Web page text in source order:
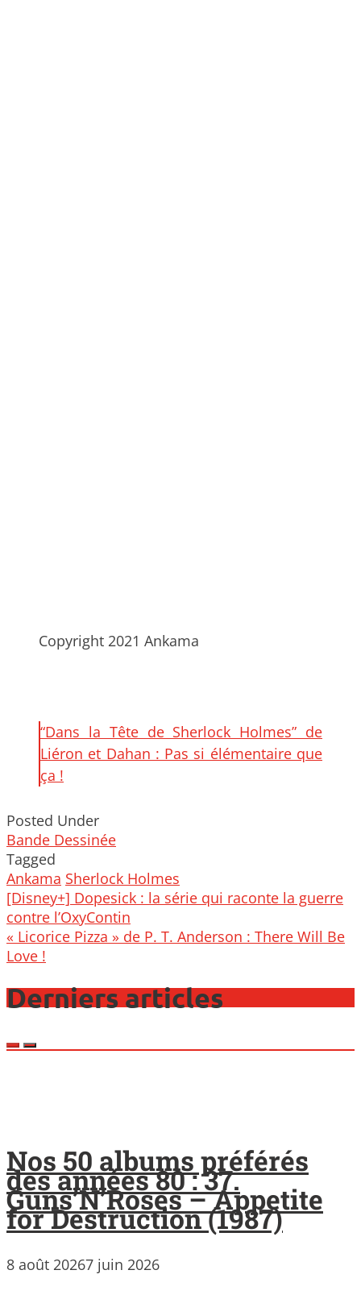
Copyright 2021 Ankama
“Dans la Tête de Sherlock Holmes” de
Liéron et Dahan : Pas si élémentaire que
ça !
Posted Under
Bande Dessinée
Tagged
Ankama Sherlock Holmes
Post
navigation
[Disney+] Dopesick : la série qui raconte la guerre
contre l’OxyContin
« Licorice Pizza » de P. T. Anderson : There Will Be
Love !
Derniers articles
Nos 50 albums préférés
des années 80 : 37.
Guns’N’Roses – Appetite
for Destruction (1987)
8 août 20267 juin 2026